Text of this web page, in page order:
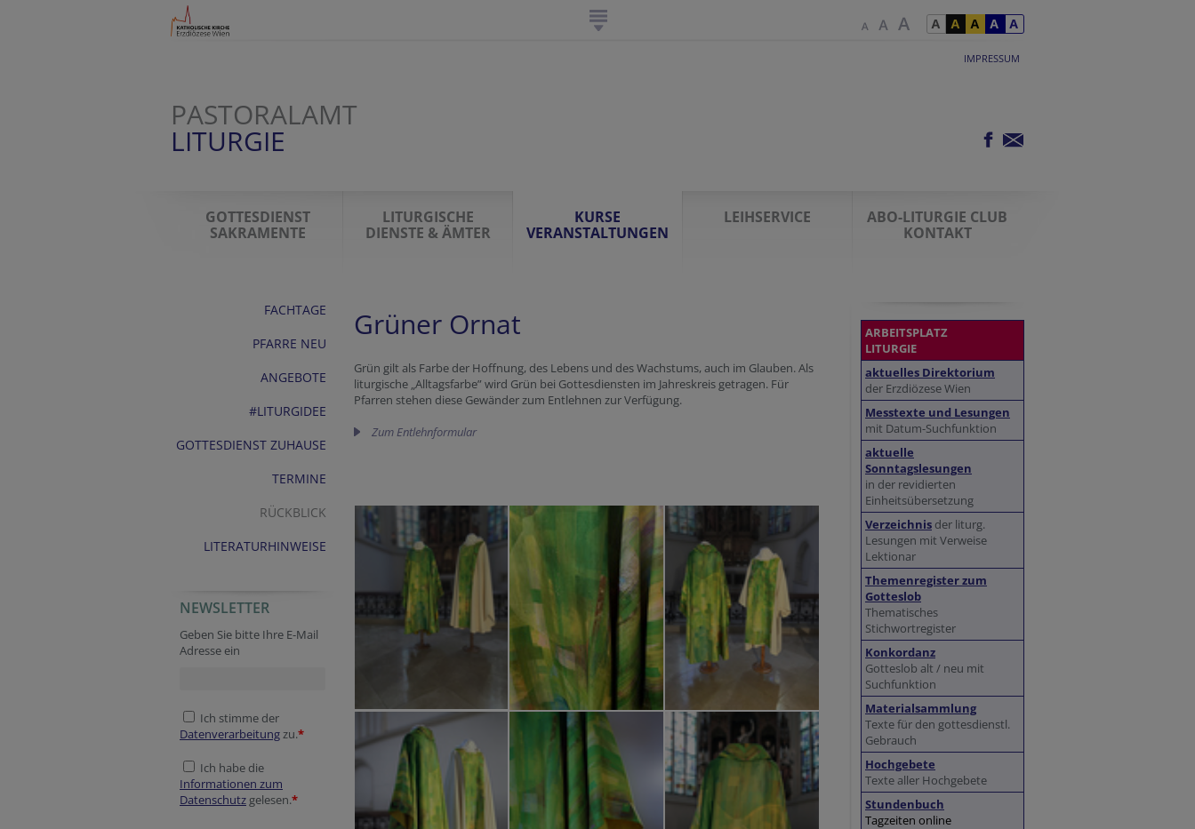
IMPRESSUM
PASTORALAMT
LITURGIE
GOTTESDIENST
SAKRAMENTE
LITURGISCHE
DIENSTE & ÄMTER
KURSE
VERANSTALTUNGEN
LEIHSERVICE
ABO-LITURGIE CLUB
KONTAKT
FACHTAGE
PFARRE NEU
ANGEBOTE
#LITURGIDEE
GOTTESDIENST ZUHAUSE
TERMINE
RÜCKBLICK
LITERATURHINWEISE
NEWSLETTER
Geben Sie bitte Ihre E-Mail
Adresse ein
Ich stimme der
Datenverarbeitungzu.*
Ich habe die
Informationen zum
Datenschutz gelesen.*
Grüner Ornat
Grün gilt als Farbe der Hoffnung, des Lebens und des Wachstums, auch im Glauben. Als
liturgische „Alltagsfarbe” wird Grün bei Gottesdiensten im Jahreskreis getragen. Für
Pfarren stehen diese Gewänder zum Entlehnen zur Verfügung.
Zum Entlehnformular
ARBEITSPLATZ
LITURGIE
aktuelles Direktorium
der Erzdiözese Wien
Messtexte und Lesungen
mit Datum-Suchfunktion
aktuelle
Sonntagslesungen
in der revidierten
Einheitsübersetzung
Verzeichnis der liturg.
Lesungen mit Verweise
Lektionar
Themenregister zum
Gotteslob
Thematisches
Stichwortregister
Konkordanz
Gotteslob alt / neu mit
Suchfunktion
Materialsammlung
Texte für den gottesdienstl.
Gebrauch
Hochgebete
Texte aller Hochgebete
Stundenbuch
Tagzeiten online